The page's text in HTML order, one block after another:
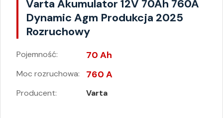
Varta Akumulator 12V 70Ah 760A
Dynamic Agm Produkcja 2025
Rozruchowy
Pojemność: 70 Ah
Moc rozruchowa: 760 A
Producent: Varta